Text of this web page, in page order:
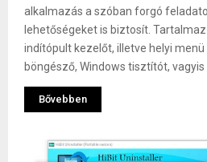
alkalmazás a szóban forgó
lehetőségeket is biztosít.
indítópult kezelőt, illetve helyi
böngésző, Windows tisztítót, vagyis
Bővebben